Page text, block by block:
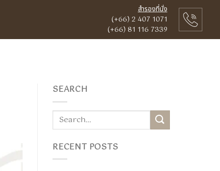
สำรองที่นั่ง
(+66) 2 407 1071
(+66) 81 116 7339
SEARCH
RECENT POSTS